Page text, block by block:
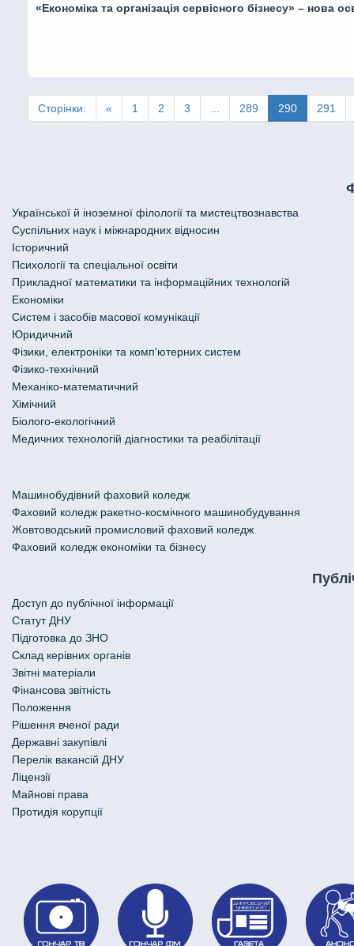
«Економіка та організація сервісного бізнесу» – нова
Сторінки: « 1 2 3 289 290 291
Української й іноземної філології та мистецтвознавства
Cуспільних наук і міжнародних відносин
Історичний
Психології та спеціальної освіти
Прикладної математики та інформаційних технологій
Економіки
Систем і засобів масової комунікації
Юридичний
Фізики, електроніки та комп'ютерних систем
Фізико-технічний
Механіко-математичний
Хімічний
Біолого-екологічний
Медичних технологій діагностики та реабілітації
Машинобудівний фаховий коледж
Фаховий коледж ракетно-космічного машинобудування
Жовтоводський промисловий фаховий коледж
Фаховий коледж економіки та бізнесу
Доступ до публічної інформації
Статут ДНУ
Підготовка до ЗНО
Склад керівних органів
Звітні матеріали
Фінансова звітність
Положення
Рішення вченої ради
Державні закупівлі
Перелік вакансій ДНУ
Ліцензії
Майнові права
Протидія корупції